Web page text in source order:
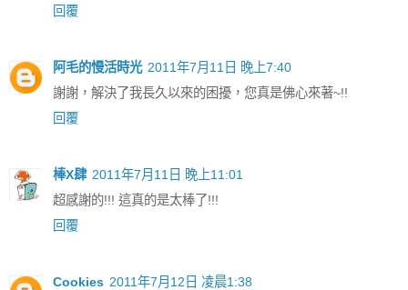
回覆
阿毛的慢活時光 2011年7月11日 晚上7:40
謝謝，解決了我長久以來的困擾，您真是佛心來著~!!
回覆
棒X肆 2011年7月11日 晚上11:01
超感謝的!!! 這真的是太棒了!!!
回覆
Cookies 2011年7月12日 凌晨1:38